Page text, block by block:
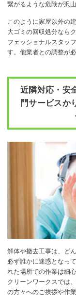
繋がるような危険が沢
このように家屋以外の
大ゴミの回収処分なら
フェッショナルスタッ
す。他業者との調整が
近隣対応・安
門サービスか
解体や撤去工事は、ど
必ず誰かに迷惑となっ
れた場所での作業は細
クリーンワークスでは
の方々へのご挨拶や作